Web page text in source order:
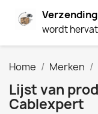
Verzending
wordt
Home Merken
Lijst van
Cablexpert